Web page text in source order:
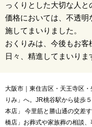
っくりとした大切な人と
価格においては、不透
施してまいりました。
おくりみは、今後もお客
日々、精進してまいりま
大阪市｜東住吉区・天王寺区
りみ」へ。JR桃谷駅から徒歩
本店」 今里筋と勝山通の交差
橋店」お葬式や家族葬の相談